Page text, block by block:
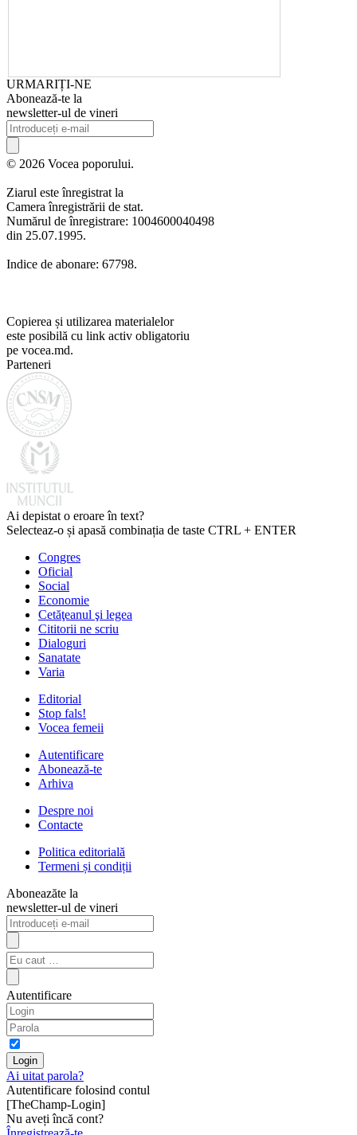
URMARIȚI-NE
Abonează-te la
newsletter-ul de vineri
© 2026 Vocea poporului.
Ziarul este înregistrat la
Camera înregistrării de stat.
Numărul de înregistrare: 1004600040498
din 25.07.1995.
Indice de abonare: 67798.
Copierea și utilizarea materialelor
este posibilă cu link activ obligatoriu
pe vocea.md.
Parteneri
Ai depistat o eroare în text?
Selecteaz-o și apasă combinația de taste CTRL + ENTER
Congres
Oficial
Social
Economie
Cetăţeanul şi legea
Cititorii ne scriu
Dialoguri
Sanatate
Varia
Editorial
Stop fals!
Vocea femeii
Autentificare
Abonează-te
Arhiva
Despre noi
Contacte
Politica editorială
Termeni și condiții
Aboneazăte la
newsletter-ul de vineri
Autentificare
Ai uitat parola?
Autentificare folosind contul
[TheChamp-Login]
Nu aveți încă cont?